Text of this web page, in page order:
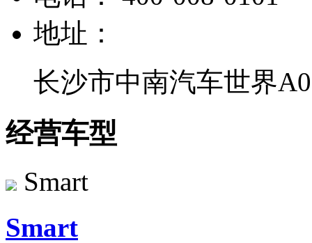
地址：
长沙市中南汽车世界
经营车型
Smart
Smart